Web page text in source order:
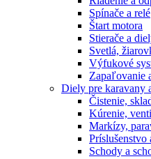
Spínače a relé
Štart motora
Stierače a
Svetlá,
Výfukové
Zapaľovanie
Diely pre karavany
Čistenie,
Kúrenie,
Markízy,
Príslušenstvo
Schody a